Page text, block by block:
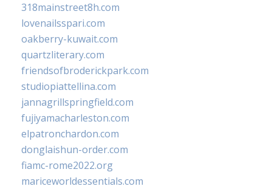
318mainstreet8h.com
lovenailsspari.com
oakberry-kuwait.com
quartzliterary.com
friendsofbroderickpark.com
studiopiattellina.com
jannagrillspringfield.com
fujiyamacharleston.com
elpatronchardon.com
donglaishun-order.com
fiamc-rome2022.org
mariceworldessentials.com